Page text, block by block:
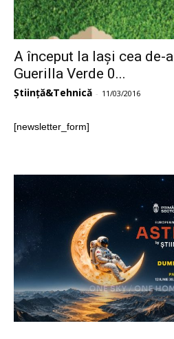
A început la Iași cea de-
Guerilla Verde 0...
Știință&Tehnică - 11/03/2016
[newsletter_form]